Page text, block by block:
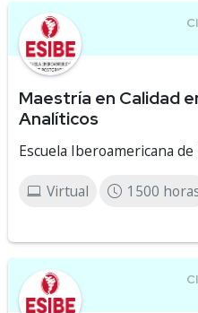
Maestría en Calidad
Analíticos
Escuela Iberoamericana de
Virtual 1500